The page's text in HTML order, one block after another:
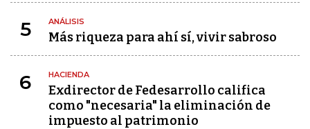
5 ANÁLISIS
Más riqueza para ahí sí, vivir sabroso
6 HACIENDA
Exdirector de Fedesarrollo califica
como "necesaria" la eliminación de
impuesto al patrimonio